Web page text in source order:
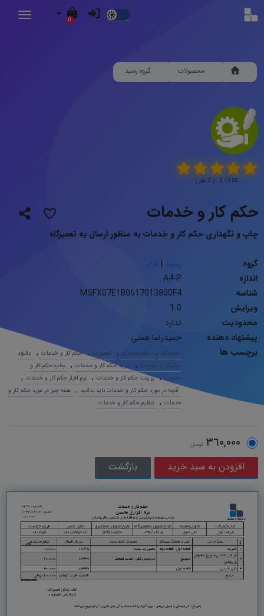
Dark
0
محصولات گروه رسید
5.00 \ 5 ( 2 نظر )
حکم کار و خدمات
چاپ و نگهداری حکم کار و خدمات به منظور ارسال به تعمیرگاه
گروه رسید | فرم
اندازه
A4-P
شناسه
MSFX07E1B0617013800F4
ویرایش
1.0
محدودیت
ندارد
پیشنهاد دهنده
حمیدرضا همتی
برچسب ها
حکم کار , حکم خدمات , تعمیرات , حکم کار و خدمات ,
دانلود
حکم کار و خدمات , خرید حکم کار و خدمات ,
چاپ حکم کار و
خدمات , پرینت حکم کار و خدمات , نرم افزار حکم کار و خدمات ,
آنچه در مورد حکم کار و خدمات باید بدانید ,
همه چیز در مورد حکم کار و
خدمات , تنظیم حکم کار و خدمات
٣٦٠,٠٠٠ تومان
بازگشت